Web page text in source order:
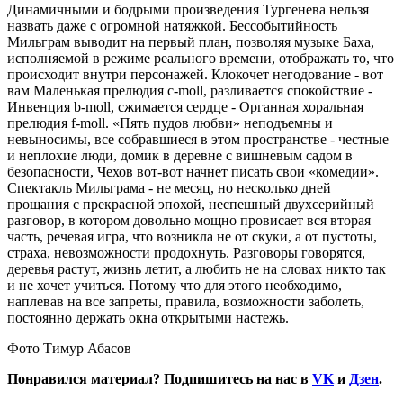
Динамичными и бодрыми произведения Тургенева нельзя
назвать даже с огромной натяжкой. Бессобытийность
Мильграм выводит на первый план, позволяя музыке Баха,
исполняемой в режиме реального времени, отображать то, что
происходит внутри персонажей. Клокочет негодование - вот
вам Маленькая прелюдия с-moll, разливается спокойствие -
Инвенция b-moll, сжимается сердце - Органная хоральная
прелюдия f-moll. «Пять пудов любви» неподъемны и
невыносимы, все собравшиеся в этом пространстве - честные
и неплохие люди, домик в деревне с вишневым садом в
безопасности, Чехов вот-вот начнет писать свои «комедии».
Спектакль Мильграма - не месяц, но несколько дней
прощания с прекрасной эпохой, неспешный двухсерийный
разговор, в котором довольно мощно провисает вся вторая
часть, речевая игра, что возникла не от скуки, а от пустоты,
страха, невозможности продохнуть. Разговоры говорятся,
деревья растут, жизнь летит, а любить не на словах никто так
и не хочет учиться. Потому что для этого необходимо,
наплевав на все запреты, правила, возможности заболеть,
постоянно держать окна открытыми настежь.
Фото Тимур Абасов
Понравился материал? Подпишитесь на нас в VK и Дзен.